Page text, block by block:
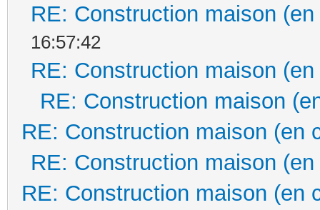
RE: Construction maison
16:57:42
RE: Construction maison
RE: Construction maison
RE: Construction maison (en
RE: Construction maison
RE: Construction maison (en